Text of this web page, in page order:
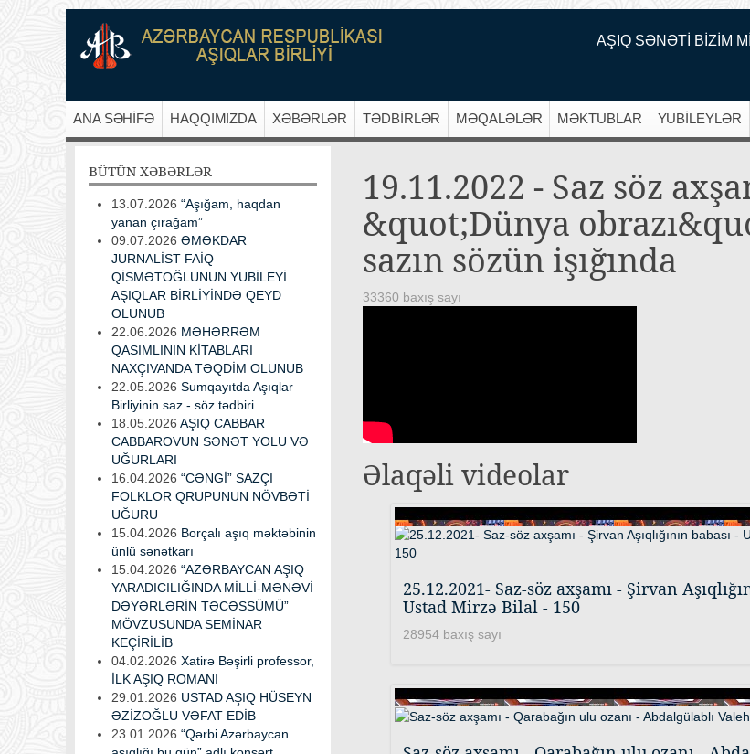
AŞIQ SƏNƏTİ BİZİM
ANA SƏHİFƏ HAQQIMIZDA XƏBƏRLƏR TƏDBİRLƏR MƏQALƏLƏR MƏKTUBLAR YUBİLEYLƏR
19.11.2022 - Saz söz
&quot;Dünya
sazın sözün işığında
33360 baxış sayı
Əlaqəli videolar
25.12.2021- Saz-söz axşamı - Şirvan
Ustad Mirzə Bilal - 150
28954 baxış sayı
BÜTÜN XƏBƏRLƏR
13.07.2026 “Aşığam, haqdan
yanan çırağam”
09.07.2026 ƏMƏKDAR
JURNALİST FAİQ
QİSMƏTOĞLUNUN YUBİLEYİ
AŞIQLAR BİRLİYİNDƏ QEYD
OLUNUB
22.06.2026 MƏHƏRRƏM
QASIMLININ KİTABLARI
NAXÇIVANDA TƏQDİM OLUNUB
22.05.2026 Sumqayıtda Aşıqlar
Birliyinin saz - söz tədbiri
18.05.2026 AŞIQ CABBAR
CABBAROVUN SƏNƏT YOLU VƏ
UĞURLARI
16.04.2026 “CƏNGİ” SAZÇI
FOLKLOR QRUPUNUN NÖVBƏTİ
UĞURU
15.04.2026 Borçalı aşıq məktəbinin
ünlü sənətkarı
15.04.2026 “AZƏRBAYCAN AŞIQ
YARADICILIĞINDA MİLLİ-MƏNƏVİ
DƏYƏRLƏRİN TƏCƏSSÜMÜ”
MÖVZUSUNDA SEMİNAR
KEÇİRİLİB
04.02.2026 Xatirə Bəşirli professor,
İLK AŞIQ ROMANI
29.01.2026 USTAD AŞIQ HÜSEYN
ƏZİZOĞLU VƏFAT EDİB
23.01.2026 “Qərbi Azərbaycan